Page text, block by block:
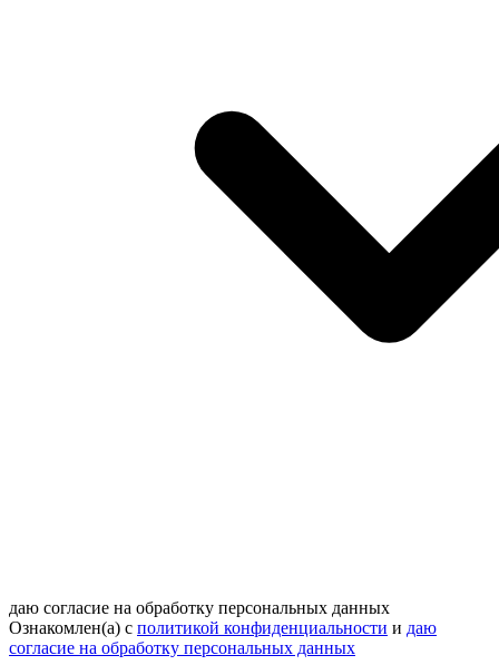
даю согласие на обработку персональных данных
Ознакомлен(а) с политикой конфиденциальности и даю
согласие на обработку персональных данных